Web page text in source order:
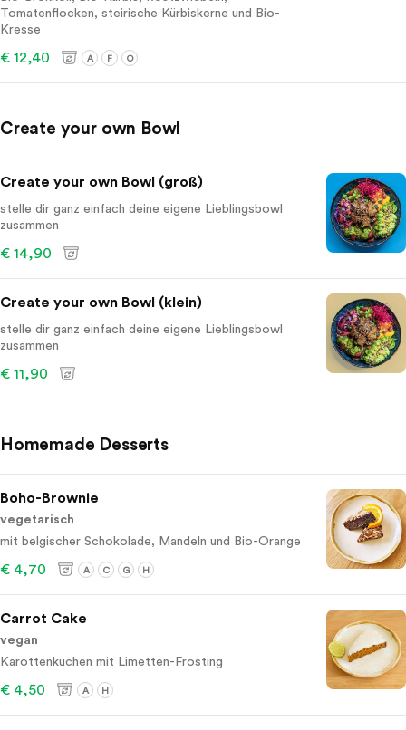
Tomatenflocken, steirische Kürbiskerne und Bio-
Kresse
€ 12,40 A F O
Create your own Bowl
Create your own Bowl (groß)
stelle dir ganz einfach deine eigene Lieblingsbowl
zusammen
€ 14,90
Create your own Bowl (klein)
stelle dir ganz einfach deine eigene Lieblingsbowl
zusammen
€ 11,90
Homemade Desserts
Boho-Brownie
vegetarisch
mit belgischer Schokolade, Mandeln und Bio-Orange
€ 4,70 A C G H
Carrot Cake
vegan
Karottenkuchen mit Limetten-Frosting
€ 4,50 A H